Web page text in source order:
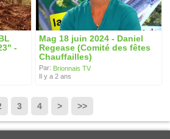
-
Mag 18 juin 2024 - Daniel
Regease (Comité des fêtes
Chauffailles)
Par: Brionnais TV
Il y a 2 ans
3 4 > >>